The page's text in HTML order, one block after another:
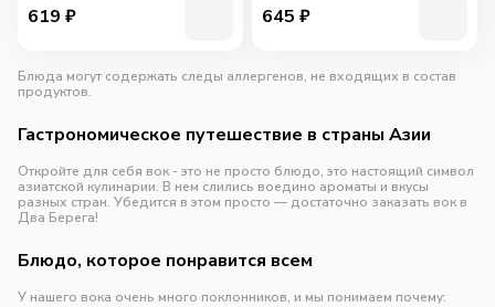
619 ₽ 645 ₽
Блюда могут содержать следы аллергенов, не входящих в состав
продуктов.
Гастрономическое путешествие в страны Азии
Откройте для себя вок - это не просто блюдо, это настоящий символ
азиатской кулинарии. В нем слились воедино ароматы и вкусы
разных стран. Убедится в этом просто — достаточно заказать вок в
Два Берега!
Блюдо, которое понравится всем
У нашего вока очень много поклонников, и мы понимаем почему: